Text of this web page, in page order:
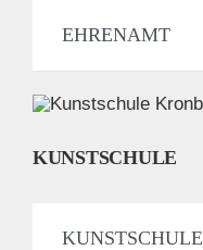
EHRENAMT
KUNSTSCHULE
KUNSTSCHULE